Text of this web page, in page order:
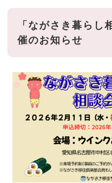
「ながさき暮らし
催のお知らせ